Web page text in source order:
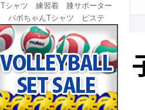
Tシャツ 練習着
膝サポーター
バボちゃんTシャツ
ピステ